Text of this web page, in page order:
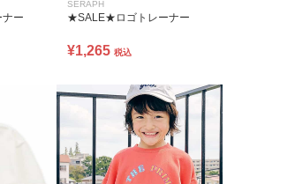
ー
SERAPH
★SALE★ロゴトレーナー
¥1,265 税込